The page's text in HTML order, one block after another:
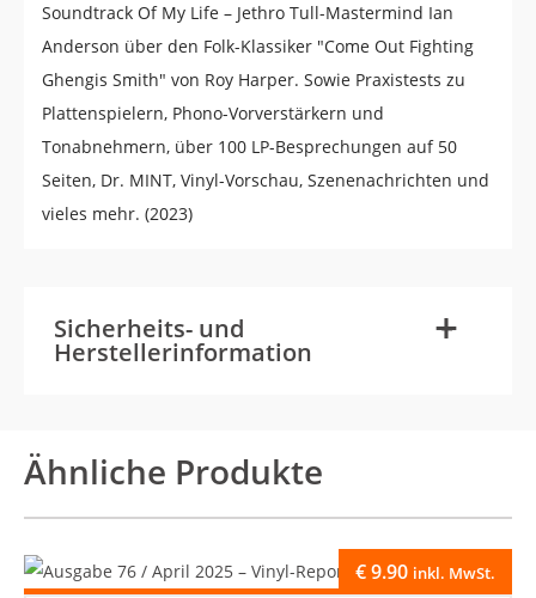
Soundtrack Of My Life – Jethro Tull-Mastermind Ian
Anderson über den Folk-Klassiker "Come Out Fighting
Ghengis Smith" von Roy Harper. Sowie Praxistests zu
Plattenspielern, Phono-Vorverstärkern und
Tonabnehmern, über 100 LP-Besprechungen auf 50
Seiten, Dr. MINT, Vinyl-Vorschau, Szenenachrichten und
vieles mehr. (2023)
Sicherheits- und
Herstellerinformation +
-
Ähnliche Produkte
€9.90 inkl. MwSt.